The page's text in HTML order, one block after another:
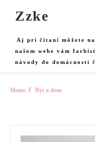
Zzke
Aj pri čítaní môžete
našom webe vám
návody do domácnosti
Home Byt a dom